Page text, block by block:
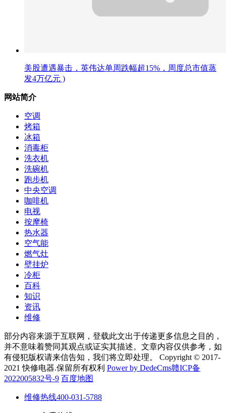
美股遭遇暴击，英伟达单周跌幅超15%，周度总市值蒸
发4万亿元 )
网站简介
空调
烤箱
冰箱
消毒柜
洗衣机
洗碗机
跑步机
中央空调
咖啡机
电视
按摩椅
热水器
空气能
燃气灶
壁挂炉
冷柜
百科
知识
资讯
维修
部分内容来源于互联网，登载此文出于传递更多信息之目的，
并不意味着赞同其观点或证实其描述。文章内容仅供参考，如
有侵犯版权请来信告知，我们将立即处理。 Copyright © 2017-
2021 快修电器.保留所有权利 Power by DedeCms赣ICP备
2022005832号-9 百度地图
维修热线400-031-5788